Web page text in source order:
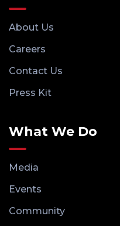
About Us
Careers
Contact Us
Press Kit
What We Do
Media
Events
Community